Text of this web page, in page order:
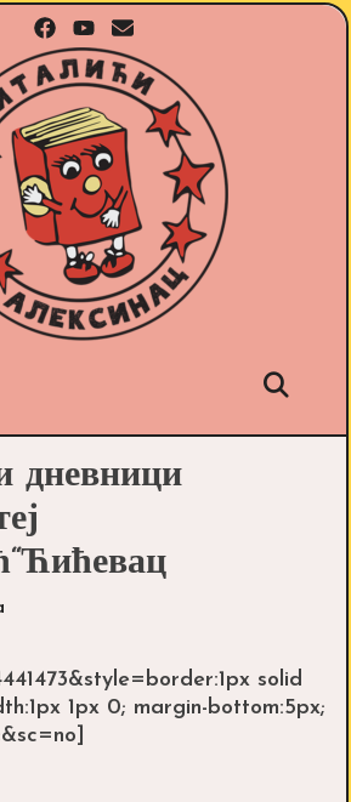
дневници
solid
1px 0; margin-bottom:5px;